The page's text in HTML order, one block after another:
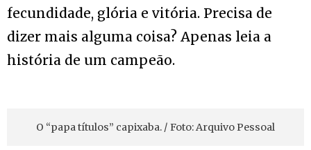
fecundidade, glória e vitória. Precisa de
dizer mais alguma coisa? Apenas leia a
história de um campeão.
O “papa títulos” capixaba. / Foto: Arquivo Pessoal